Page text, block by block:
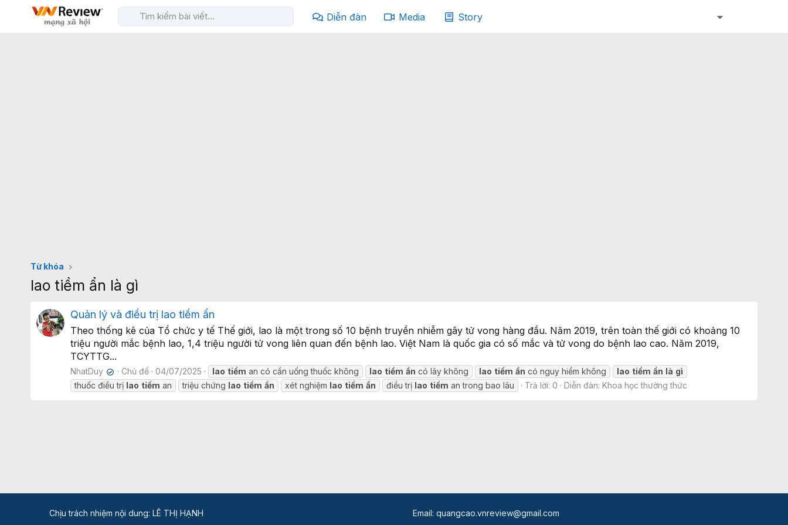
Diễn đàn Media Story
Từ khóa
lao tiềm ẩn là gì
Quản lý và điều trị lao tiềm ẩn
Theo thống kê của Tổ chức y tế Thế giới, lao là một trong số 10 bệnh truyền nhiễm gây tử vong hàng đầu. Năm 2019, trên toàn thế giới có khoảng 10
triệu người mắc bệnh lao, 1,4 triệu người tử vong liên quan đến bệnh lao. Việt Nam là quốc gia có số mắc và tử vong do bệnh lao cao. Năm 2019,
TCYTTG...
NhatDuy ✔ Chủ đề 04/07/2025 lao tiềm an có cần uống thuốc không lao tiềm ẩn có lây không lao tiềm ẩn có nguy hiểm không lao tiềm ẩn là gì
thuốc điều trị lao tiềm an triệu chứng lao tiềm ẩn xét nghiệm lao tiềm ẩn điều trị lao tiềm an trong bao lâu Trả lời: 0 Diễn đàn: Khoa học thường thức
Chịu trách nhiệm nội dung: LÊ THỊ HẠNH Email: quangcao.vnreview@gmail.com